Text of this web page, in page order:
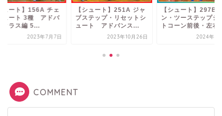
ュート】156A チェ
ュート 3種 アドバ
クラス編 5...
2023年7月7日
【シュート】251A ジャ
ブステップ・リセットシ
ュート アドバンス...
2023年10月26日
【シュート】297B
ン・ツーステップシ
トコーン前後・左右
2024年6
COMMENT